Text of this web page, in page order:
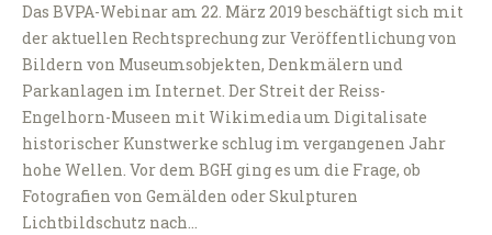
Das BVPA-Webinar am 22. März 2019 beschäftigt sich mit
der aktuellen Rechtsprechung zur Veröffentlichung von
Bildern von Museumsobjekten, Denkmälern und
Parkanlagen im Internet. Der Streit der Reiss-
Engelhorn-Museen mit Wikimedia um Digitalisate
historischer Kunstwerke schlug im vergangenen Jahr
hohe Wellen. Vor dem BGH ging es um die Frage, ob
Fotografien von Gemälden oder Skulpturen
Lichtbildschutz nach…